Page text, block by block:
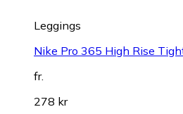
Leggings
Nike Pro 365 High Rise
fr.
278 kr